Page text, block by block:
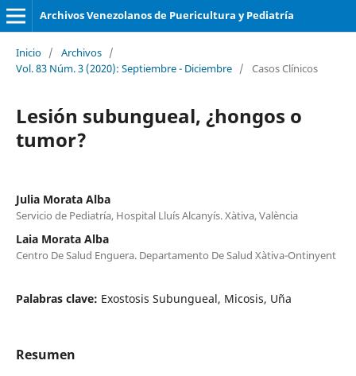
Archivos Venezolanos de Puericultura y Pediatría
Inicio / Archivos /
Vol. 83 Núm. 3 (2020): Septiembre - Diciembre / Casos Clínicos
Lesión subungueal, ¿hongos o
tumor?
Julia Morata Alba
Servicio de Pediatría, Hospital Lluís Alcanyís. Xàtiva, València
Laia Morata Alba
Centro De Salud Enguera. Departamento De Salud Xàtiva-Ontinyent
Palabras clave: Exostosis Subungueal, Micosis, Uña
Resumen